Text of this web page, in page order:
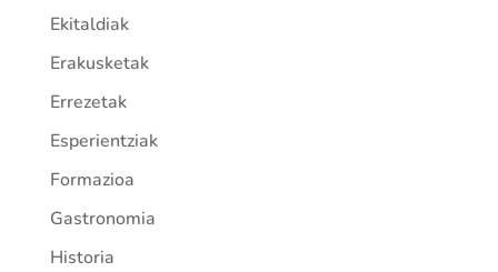
Ekitaldiak
Erakusketak
Errezetak
Esperientziak
Formazioa
Gastronomia
Historia